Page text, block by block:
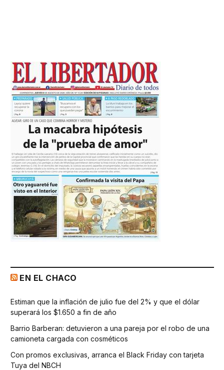
EN EL CHACO
Estiman que la inflación de julio fue del 2% y que el dólar
superará los $1.650 a fin de año
Barrio Barberan: detuvieron a una pareja por el robo de una
camioneta cargada con cosméticos
Con promos exclusivas, arranca el Black Friday con tarjeta
Tuya del NBCH